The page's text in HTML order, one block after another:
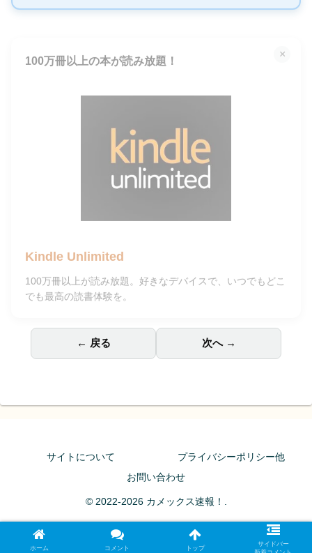
×
100万冊以上の本が読み放題！
Kindle Unlimited
100万冊以上が読み放題。好きなデバイスで、いつでもどこ
でも最高の読書体験を。
← 戻る 次へ →
サイトについて
プライバシーポリシー他
お問い合わせ
© 2022-2026 カメックス速報！.
ホーム コメント トップ
サイドバー